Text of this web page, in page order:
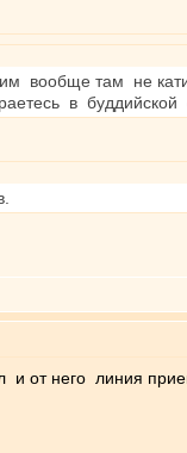
вообще там не
в буддийской
от него линия